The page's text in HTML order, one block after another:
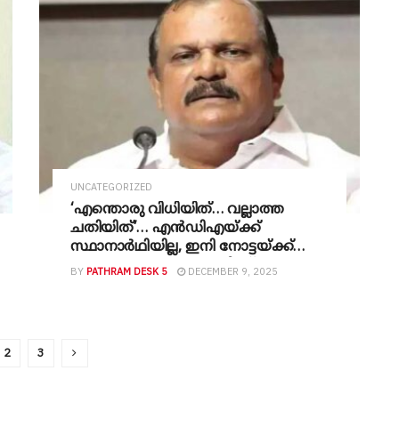
UNCATEGORIZED
‘എന്തൊരു വിധിയിത്… വല്ലാത്ത
ചതിയിത്’… എൻഡിഎയ്ക്ക്
സ്ഥാനാർഥിയില്ല, ഇനി നോട്ടയ്ക്ക്
കുത്താമെന്നുവച്ച വോട്ടിംഗ്
BY PATHRAM DESK 5 DECEMBER 9, 2025
2 3